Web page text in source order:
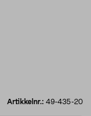
Artikkelnr.: 49-435-20